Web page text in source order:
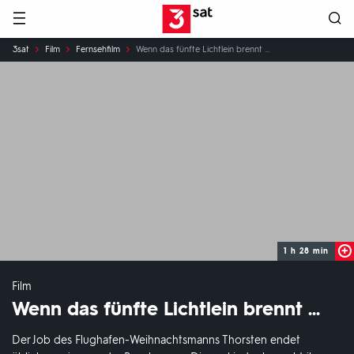
Hauptnavigation 3SAT
Sie
sind
3sat Film Fernsehfilm Wenn das fünfte Lichtlein brennt ...
1 h 28 min
Film
Wenn das fünfte Lichtlein brennt ...
Der Job des Flughafen-Weihnachtsmanns Thorsten endet